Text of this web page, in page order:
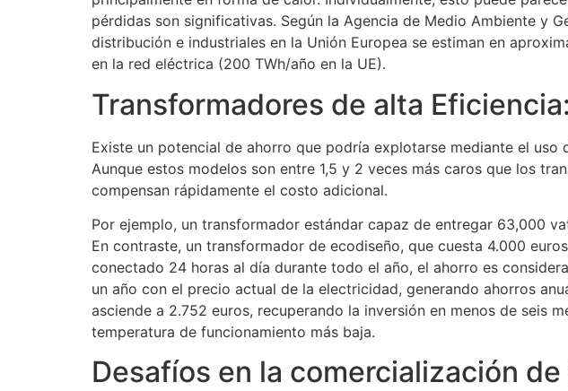
pérdidas son significativas. Según la Agencia de Medio Ambiente y
distribución e industriales en la Unión Europea se estiman en
en la red eléctrica (200 TWh/año en la UE).
Transformadores de alta
Existe un potencial de ahorro que podría explotarse mediante el
Aunque estos modelos son entre 1,5 y 2 veces más caros que los
compensan rápidamente el costo adicional.
Por ejemplo, un transformador estándar capaz de entregar 63,000
En contraste, un transformador de ecodiseño, que cuesta 4.000
conectado 24 horas al día durante todo el año, el ahorro es
un año con el precio actual de la electricidad, generando ahorros
asciende a 2.752 euros, recuperando la inversión en menos de seis
temperatura de funcionamiento más baja.
Desafíos en la comercialización